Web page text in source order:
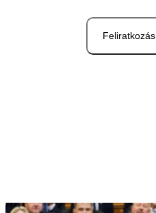
Feliratkozás